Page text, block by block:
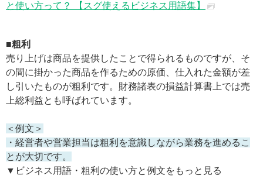
と使い方って？ 【スグ使えるビジネス用語集】
■粗利
売り上げは商品を提供したことで得られるものですが、そ
の間に掛かった商品を作るための原価、仕入れた金額が差
し引いたものが粗利です。財務諸表の損益計算書上では売
上総利益とも呼ばれています。
＜例文＞
・経営者や営業担当は粗利を意識しながら業務を進めるこ
とが大切です。
▼ビジネス用語・粗利の使い方と例文をもっと見る